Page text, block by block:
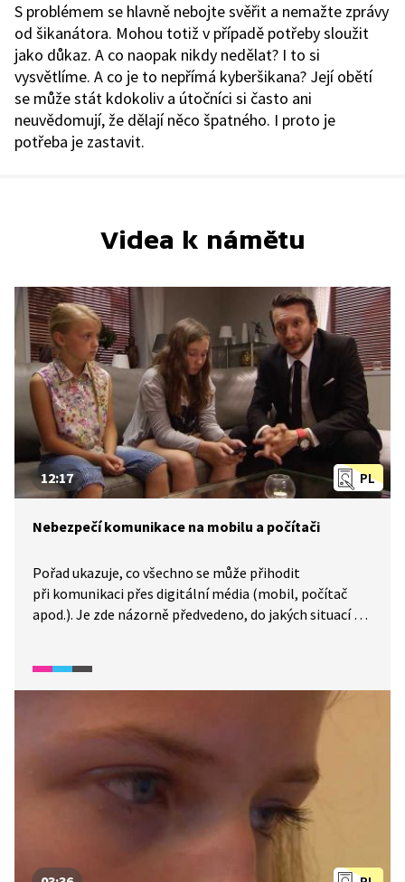
S problémem se hlavně nebojte svěřit a nemažte zprávy
od šikanátora. Mohou totiž v případě potřeby sloužit
jako důkaz. A co naopak nikdy nedělat? I to si
vysvětlíme. A co je to nepřímá kyberšikana? Její obětí
se může stát kdokoliv a útočníci si často ani
neuvědomují, že dělají něco špatného. I proto je
potřeba je zastavit.
Videa k námětu
PL
12:17
Nebezpečí komunikace na mobilu a počítači
Pořad ukazuje, co všechno se může přihodit
při komunikaci přes digitální média (mobil, počítač
apod.). Je zde názorně předvedeno, do jakých situací se
pořadu je i krátký test.